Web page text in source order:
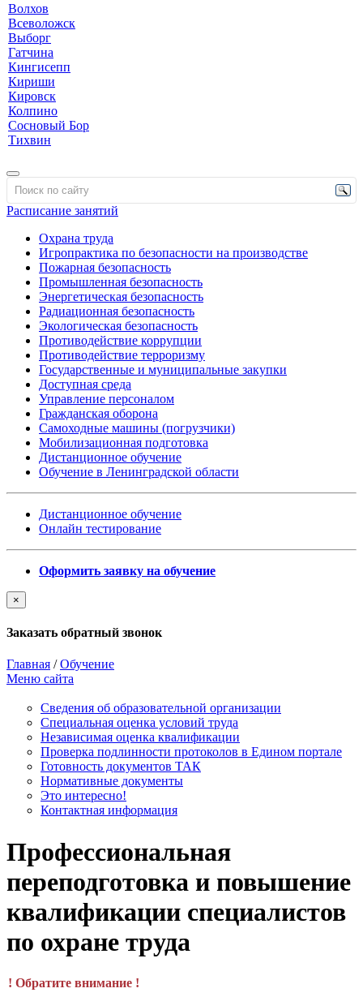
Волхов
Всеволожск
Выборг
Гатчина
Кингисепп
Кириши
Кировск
Колпино
Сосновый Бор
Тихвин
Расписание занятий
Охрана труда
Игропрактика по безопасности на производстве
Пожарная безопасность
Промышленная безопасность
Энергетическая безопасность
Радиационная безопасность
Экологическая безопасность
Противодействие коррупции
Противодействие терроризму
Государственные и муниципальные закупки
Доступная среда
Управление персоналом
Гражданская оборона
Самоходные машины (погрузчики)
Мобилизационная подготовка
Дистанционное обучение
Обучение в Ленинградской области
Дистанционное обучение
Онлайн тестирование
Оформить заявку на обучение
×
Заказать обратный звонок
Главная /Обучение
Меню сайта
Сведения об образовательной организации
Cпециальная оценка условий труда
Независимая оценка квалификации
Проверка подлинности протоколов в Едином портале
Готовность документов ТАК
Нормативные документы
Это интересно!
Контактная информация
Профессиональная
переподготовка и повышение
квалификации специалистов
по охране труда
! Обратите внимание !